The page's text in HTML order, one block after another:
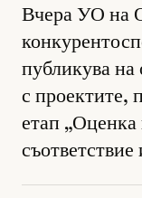
Вчера УО на
публикува
с проектите,
етап